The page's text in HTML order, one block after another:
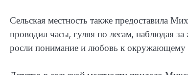
Сельская местность также предоставила
проводил часы, гуляя по лесам, наблюдая
росли понимание и любовь к